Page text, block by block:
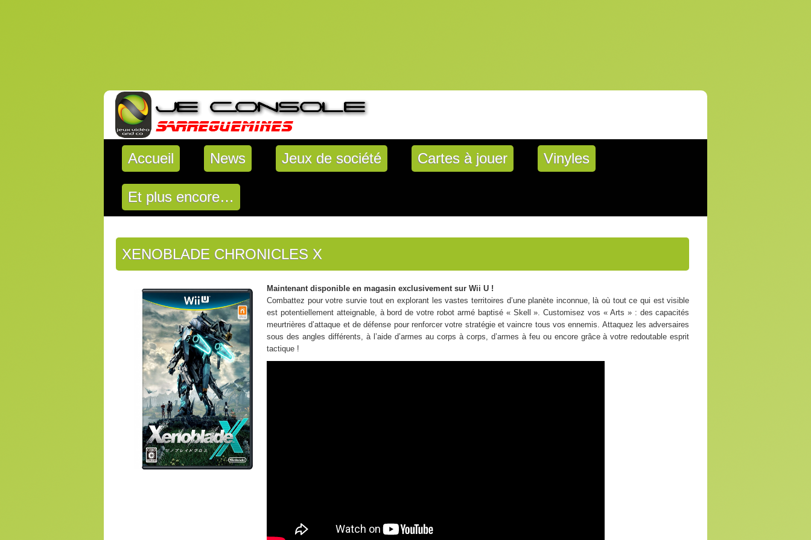
Accueil News Jeux de société Cartes à jouer Vinyles
Et plus encore…
XENOBLADE CHRONICLES X
Maintenant disponible en magasin exclusivement sur Wii U !
Combattez pour votre survie tout en explorant les vastes territoires d’une planète inconnue, là où tout ce qui est visible
est potentiellement atteignable, à bord de votre robot armé baptisé « Skell ». Customisez vos « Arts » : des capacités
meurtrières d’attaque et de défense pour renforcer votre stratégie et vaincre tous vos ennemis. Attaquez les adversaires
sous des angles différents, à l’aide d’armes au corps à corps, d’armes à feu ou encore grâce à votre redoutable esprit
tactique !